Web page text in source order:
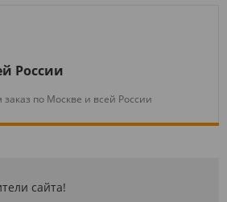
России
по Москве и всей России
сайта!